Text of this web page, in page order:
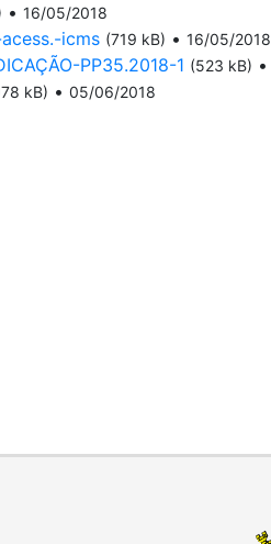
• 16/05/2018
icms (719 kB) • 16/05/2018
PP35.2018-1 (523 kB) •
kB) • 05/06/2018